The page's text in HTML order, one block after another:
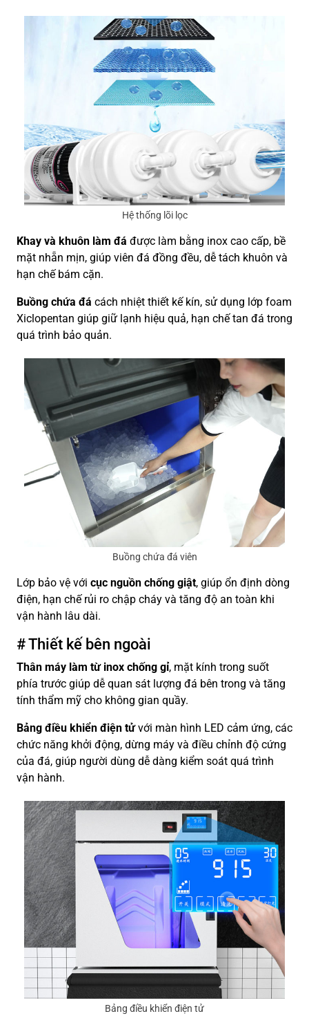
Hệ thống lõi lọc
Khay và khuôn làm đá được làm bằng inox cao cấp, bề
mặt nhẵn mịn, giúp viên đá đồng đều, dễ tách khuôn và
hạn chế bám cặn.
Buồng chứa đá cách nhiệt thiết kế kín, sử dụng lớp foam
Xiclopentan giúp giữ lạnh hiệu quả, hạn chế tan đá trong
quá trình bảo quản.
Buồng chứa đá viên
Lớp bảo vệ với cục nguồn chống giật, giúp ổn định dòng
điện, hạn chế rủi ro chập cháy và tăng độ an toàn khi
vận hành lâu dài.
# Thiết kế bên ngoài
Thân máy làm từ inox chống gỉ, mặt kính trong suốt
phía trước giúp dễ quan sát lượng đá bên trong và tăng
tính thẩm mỹ cho không gian quầy.
Bảng điều khiển điện tửvới màn hình LED cảm ứng, các
chức năng khởi động, dừng máy và điều chỉnh độ cứng
của đá, giúp người dùng dễ dàng kiểm soát quá trình
vận hành.
Bảng điều khiển điện tử